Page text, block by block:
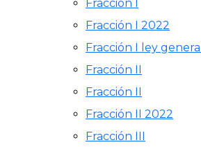
Fracción I
Fracción I 2022
Fracción I ley general
Fracción II
Fracción II
Fracción II 2022
Fracción III